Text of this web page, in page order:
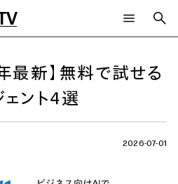
事例
AIワークステーション
ツを検索します。
最新】無料で試せる
ント4選
2026-07-01